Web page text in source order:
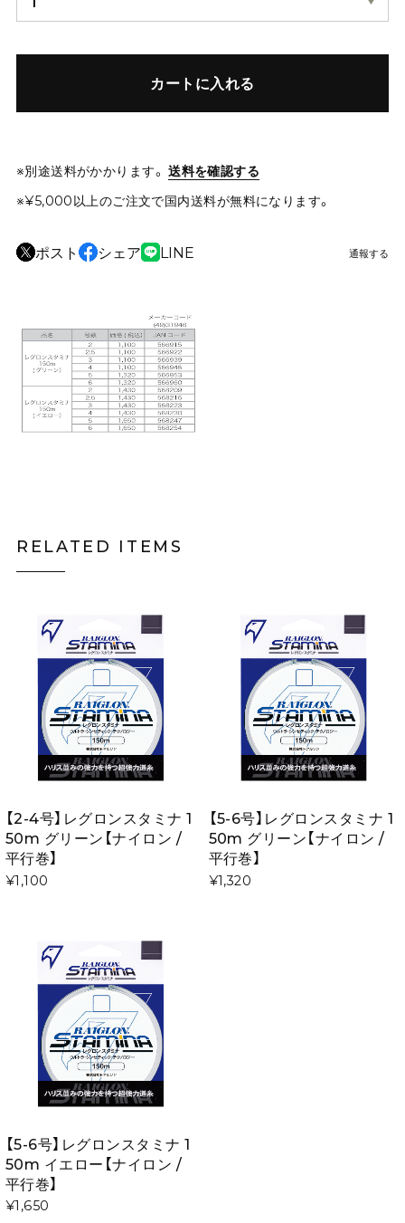
カートに入れる
※別途送料がかかります。 送料を確認する
※¥5,000以上のご注文で国内送料が無料になります。
ポスト シェア LINE 通報する
RELATED ITEMS
【2-4号】レグロンスタミナ 1
50m グリーン【ナイロン /
平行巻】
¥1,100
【5-6号】レグロンスタミナ 1
50m グリーン【ナイロン /
平行巻】
¥1,320
【5-6号】レグロンスタミナ 1
50m イエロー【ナイロン /
平行巻】
¥1,650